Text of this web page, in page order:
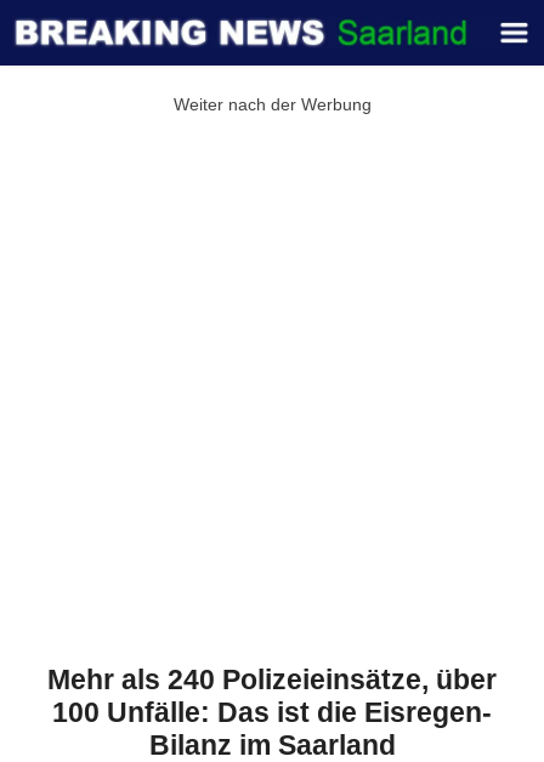
Weiter nach der Werbung
Mehr als 240 Polizeieinsätze, über
100 Unfälle: Das ist die Eisregen-
Bilanz im Saarland